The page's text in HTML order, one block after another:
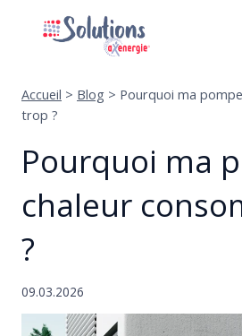
Accueil > Blog > Pourquoi ma
trop ?
Pourquoi ma
chaleur
?
09.03.2026